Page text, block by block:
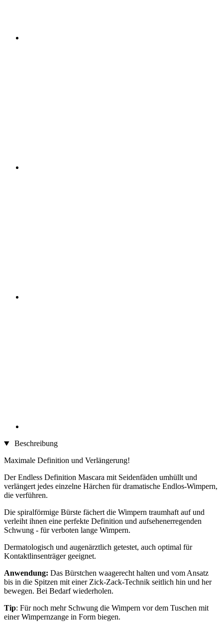
Beschreibung
Maximale Definition und Verlängerung!
Der Endless Definition Mascara mit Seidenfäden umhüllt und
verlängert jedes einzelne Härchen für dramatische Endlos-Wimpern,
die verführen.
Die spiralförmige Bürste fächert die Wimpern traumhaft auf und
verleiht ihnen eine perfekte Definition und aufsehenerregenden
Schwung - für verboten lange Wimpern.
Dermatologisch und augenärztlich getestet, auch optimal für
Kontaktlinsenträger geeignet.
Anwendung: Das Bürstchen waagerecht halten und vom Ansatz
bis in die Spitzen mit einer Zick-Zack-Technik seitlich hin und her
bewegen. Bei Bedarf wiederholen.
Tip: Für noch mehr Schwung die Wimpern vor dem Tuschen mit
einer Wimpernzange in Form biegen.